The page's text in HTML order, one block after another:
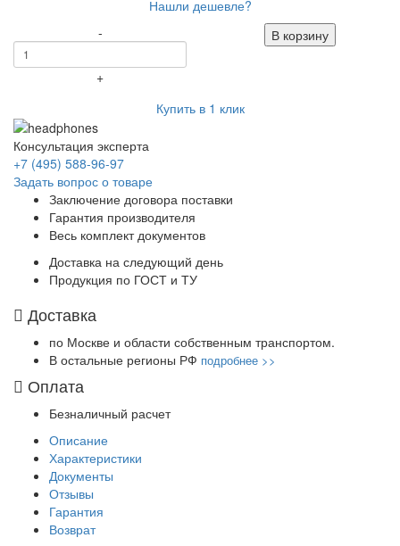
Нашли дешевле?
-
+
В корзину
Купить в 1 клик
Консультация эксперта
+7 (495) 588-96-97
Задать вопрос о товаре
Заключение договора поставки
Гарантия производителя
Весь комплект документов
Доставка на следующий день
Продукция по ГОСТ и ТУ
Доставка
по Москве и области собственным транспортом.
В остальные регионы РФ подробнее >>
Оплата
Безналичный расчет
Описание
Характеристики
Документы
Отзывы
Гарантия
Возврат